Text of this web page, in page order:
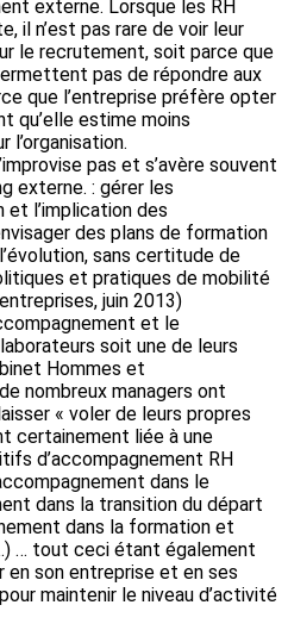
externe. Lorsque les RH
il n’est pas rare de voir leur
le recrutement, soit parce que
pas de répondre aux
que l’entreprise préfère opter
qu’elle estime moins
l’organisation.
pas et s’avère souvent
externe. : gérer les
l’implication des
des plans de formation
sans certitude de
et pratiques de mobilité
juin 2013)
et le
soit une de leurs
Hommes et
nombreux managers ont
« voler de leurs propres
certainement liée à une
d’accompagnement RH
dans le
dans la transition du départ
dans la formation et
… tout ceci étant également
en son entreprise et en ses
maintenir le niveau d’activité